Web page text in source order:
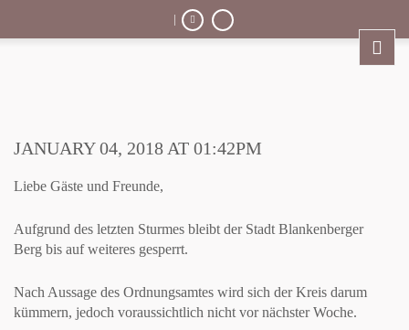
|
JANUARY 04, 2018 AT 01:42PM
Liebe Gäste und Freunde,
Aufgrund des letzten Sturmes bleibt der Stadt Blankenberger
Berg bis auf weiteres gesperrt.
Nach Aussage des Ordnungsamtes wird sich der Kreis darum
kümmern, jedoch voraussichtlich nicht vor nächster Woche.